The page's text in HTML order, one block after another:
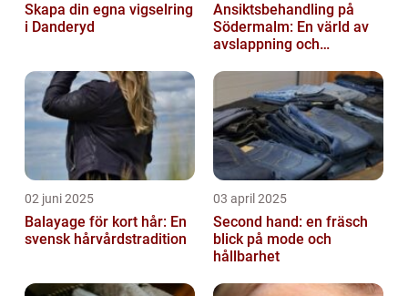
Skapa din egna vigselring
i Danderyd
Ansiktsbehandling på
Södermalm: En värld av
avslappning och
02 juni 2025
Balayage för kort hår: En
svensk hårvårdstradition
03 april 2025
Second hand: en fräsch
blick på mode och
hållbarhet